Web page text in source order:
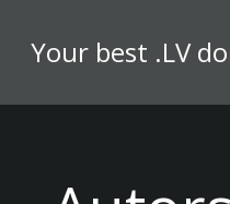
Your best .LV